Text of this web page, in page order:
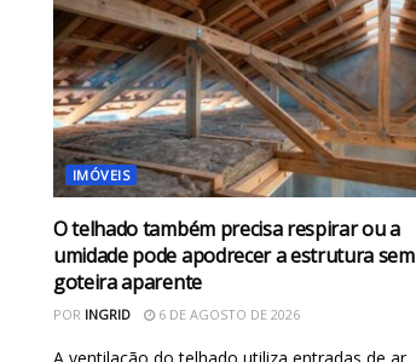
IMÓVEIS
O telhado também precisa respirar ou a
umidade pode apodrecer a estrutura sem
goteira aparente
POR INGRID 6 DE AGOSTO DE 2026
A ventilação do telhado utiliza entradas de ar